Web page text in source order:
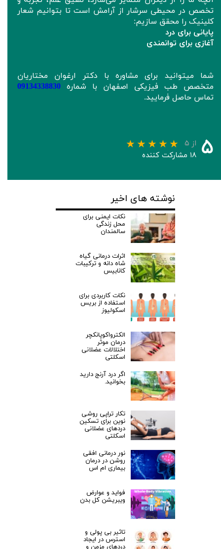
تخصص در محیطی سرشار از آرامش است تا بتوانیم شعار
کلینیک را محقق سازیم:
پایانی برای درد
آغازی برای توانمندی
شما میتوانید برای مشاوره با دکتر ارغوان مختاریان
متخصص طب فیزیکی اصفهان با شماره 09134338830
تماس حاصل فرمایید.
۵ از ۵
۱۸ مشارکت کننده
نوشته های اخیر
نکات ایمنی برای
محل زندگی
سالمندان
اثرات درمانی گیاه
شاه دانه و ترکیبات
کانابیس
نکات کاربردی برای
استفاده از بریس
اسکولیوز
الکترواکوپانکچر
درمان موثر
اختلالات عضلانی
اسکلتی
اگر درد آرنج دارید
بخوانید.
تکار تراپی روشی
نوین برای تسکین
دردهای عضلانی
اسکلتی
نور درمانی افقی
روشن در درمان
بیماری ام اس
فواید و عوارض
ویبریشن کل بدن
تاثیر بی پولی و
استرس در ایجاد
دردهای مزمن و